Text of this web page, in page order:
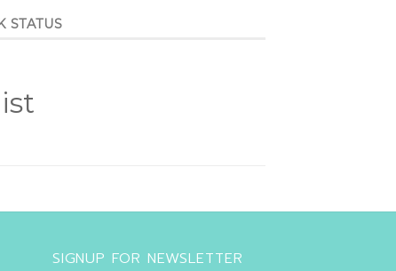
STATUS
SIGNUP FOR NEWSLETTER